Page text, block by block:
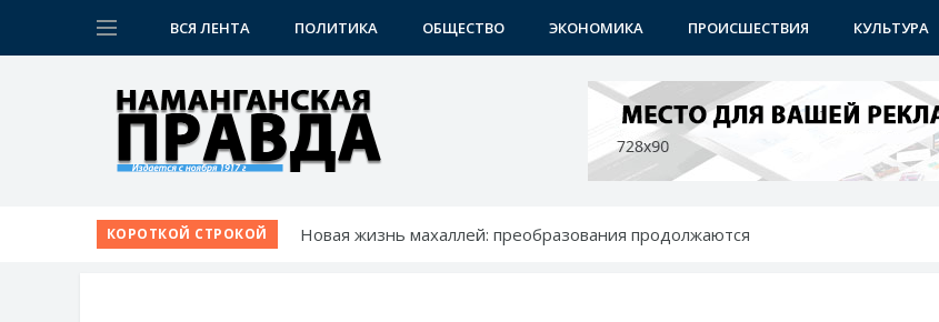
ВСЯ ЛЕНТА ПОЛИТИКА ОБЩЕСТВО ЭКОНОМИКА ПРОИСШЕСТВИЯ КУЛЬТУРА
КОРОТКОЙ СТРОКОЙ
Новая жизнь махаллей: преобразования продолжаются